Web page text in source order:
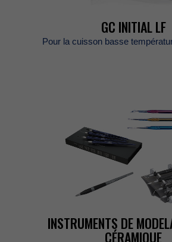
GCINITIALLF
CÉRAMIQUE